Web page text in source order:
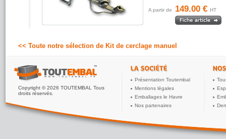
A partir de 149.00 € HT
<< Toute notre sélection de Kit de cerclage manuel
Copyright © 2026 TOUTEMBAL Tous
droits réservés.
Présentation Toutembal
Mentions légales
Emballages le Havre
Nos partenaires